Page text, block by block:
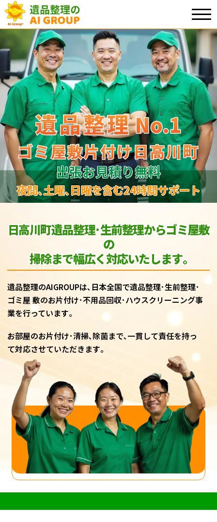
遺品整理No.1
ゴミ屋敷片付け日高川町
遺品整理No.1
ゴミ屋敷片付け日高川町
出張お見積り無料
夜間､土曜､日曜を含む24時間サポート
日高川町遺品整理･生前整理からゴミ屋敷
の
掃除まで幅広く対応いたします｡
遺品整理のAIGROUPは､日本全国で遺品整理･生前整理･
ゴミ屋 敷のお片付け･不用品回収･ハウスクリーニング事
業を行っています｡
お部屋のお片付け･清掃､除菌まで､一貫して責任を持っ
て対応させていただきます｡